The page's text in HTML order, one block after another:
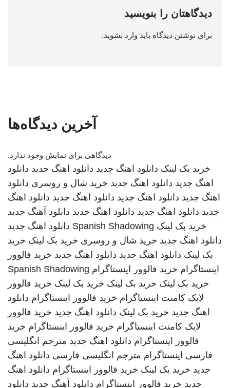
دیدگاهتان را بنویسید
برای نوشتن دیدگاه باید وارد بشوید.
آخرین دیدگاه‌ها
دیدگاهی برای نمایش وجود ندارد.
خرید بک لینک دانلود اهنگ جدید دانلود اهنگ جدید دانلود
اهنگ جدید دانلود اهنگ جدید خرید شال و روسری دانلود
اهنگ جدید دانلود اهنگ جدید دانلود اهنگ جدید دانلود اهنگ
جدید دانلود اهنگ جدید دانلود اهنگ جدید دانلود آهنگ جدید
خرید بک لینک Spanish Shadowing دانلود اهنگ جدید
دانلود اهنگ جدید خرید شال و روسری خرید بک لینک خرید
بک لینک دانلود اهنگ جدید دانلود اهنگ جدید خرید فالوور
اینستاگرام خرید فالوور اینستاگرام Spanish Shadowing
خرید بک لینک خرید بک لینک خرید بک لینک خرید فالوور
لایک کامنت اینستاگرام خرید فالوور اینستاگرام دانلود
اهنگ جدید خرید بک لینک دانلود اهنگ جدید خرید فالوور
لایک کامنت اینستاگرام خرید فالوور اینستاگرام خرید
فالوور اینستاگرام دانلود اهنگ جدید مترجم انگلیسی
فارسی اینستاگرام مترجم انگلیسی فارسی دانلود اهنگ
جدید خرید بک لینک خرید فالوور اینستاگرام دانلود اهنگ
جدید خرید فالوور اینستاگرام دانلود آهنگ جدید دانلود